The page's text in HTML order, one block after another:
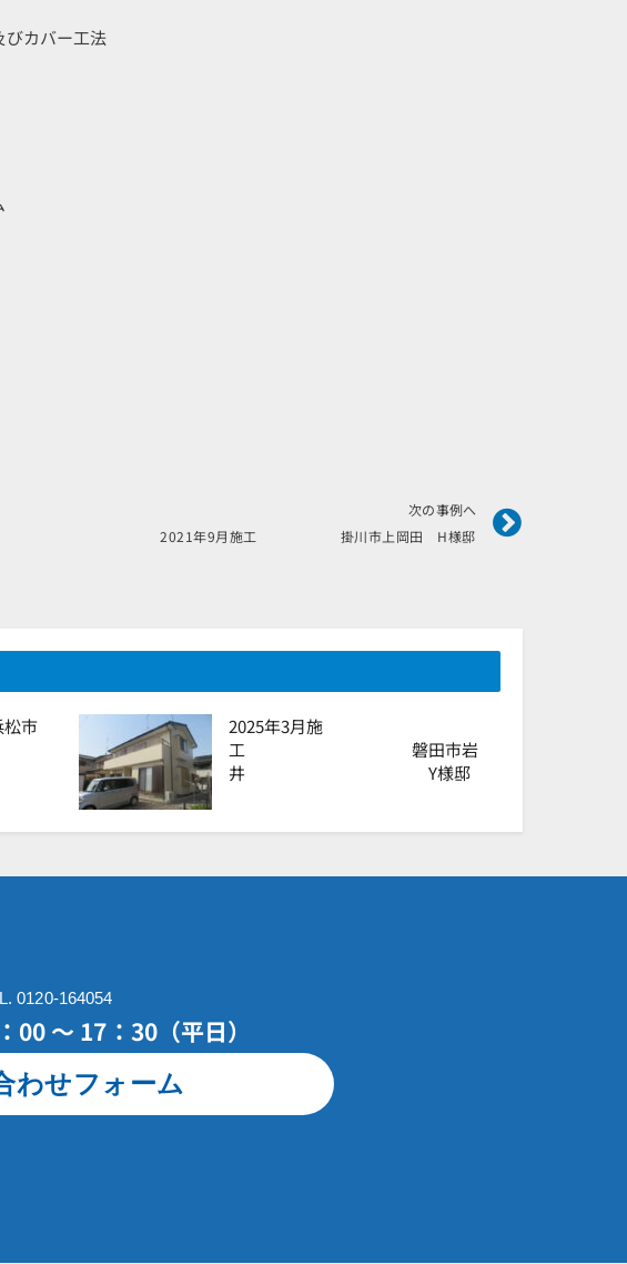
カバー工法
次の事例へ
2021年9月施工 掛川市上岡田 H様邸
Next
市
2025年3月施
工 磐田市岩
井 Y様邸
0120-164054
～ 17：30（平日）
わせフォーム